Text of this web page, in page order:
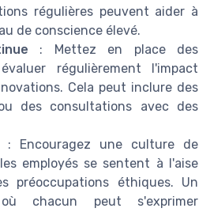
régulières peuvent aider à
de conscience élevé.
: Mettez en place des
régulièrement l'impact
Cela peut inclure des
des consultations avec des
: Encouragez une culture de
employés se sentent à l'aise
préoccupations éthiques. Un
où chacun peut s'exprimer